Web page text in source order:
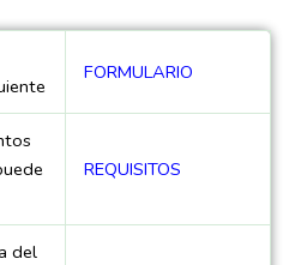
FORMULARIO
REQUISITOS
del